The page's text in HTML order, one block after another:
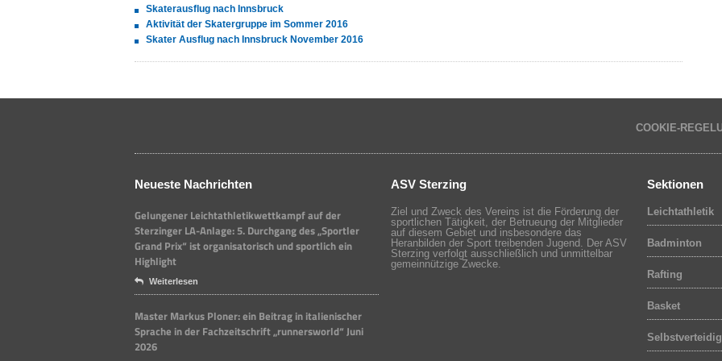
Skaterausflug nach Innsbruck
Aktivität der Skatergruppe im Sommer 2016
Skater Ausflug nach Innsbruck November 2016
COOKIE-
Neueste Nachrichten
Gelungener Leichtathletikwettkampf auf der
Sterzinger LA-Anlage: 5. Durchgang des „Sportler
Grand Prix“ ist organisatorisch und sportlich ein
Highlight
Weiterlesen
Master Markus Ploner: ein Beitrag in italienischer
Sprache in der Fachzeitschrift „runnersworld“ Juni
2026
ASV Sterzing
Ziel und Zweck des Vereins ist die Förderung der
sportlichen Tätigkeit, der Betrueung der Mitglieder
auf diesem Gebiet und insbesondere das
Heranbilden der Sport treibenden Jugend. Der ASV
Sterzing verfolgt ausschließlich und unmittelbar
gemeinnützige Zwecke.
Sektionen
Leichtathletik
Badminton
Rafting
Basket